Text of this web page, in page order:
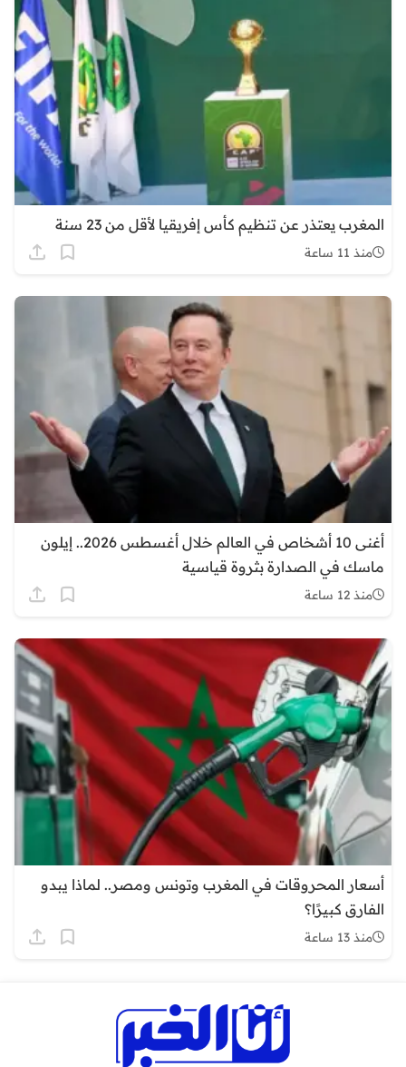
المغرب يعتذر عن تنظيم كأس إفريقيا لأقل من 23 سنة
منذ 11 ساعة
أغنى 10 أشخاص في العالم خلال أغسطس 2026.. إيلون
ماسك في الصدارة بثروة قياسية
منذ 12 ساعة
أسعار المحروقات في المغرب وتونس ومصر.. لماذا يبدو
الفارق كبيرًا؟
منذ 13 ساعة